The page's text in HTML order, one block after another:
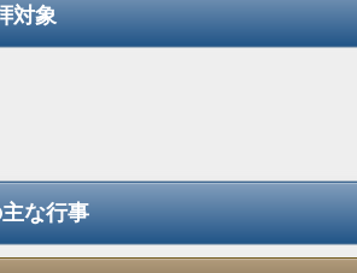
対象
な行事